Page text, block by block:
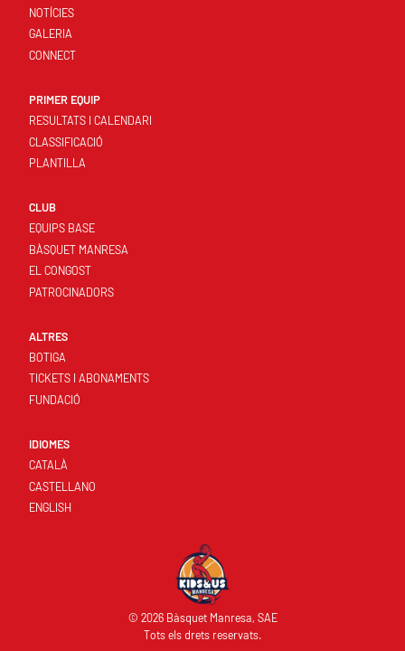
NOTÍCIES
GALERIA
CONNECT
PRIMER EQUIP
RESULTATS I CALENDARI
CLASSIFICACIÓ
PLANTILLA
CLUB
EQUIPS BASE
BÀSQUET MANRESA
EL CONGOST
PATROCINADORS
ALTRES
BOTIGA
TICKETS I ABONAMENTS
FUNDACIÓ
IDIOMES
CATALÀ
CASTELLANO
ENGLISH
© 2026 Bàsquet Manresa, SAE
Tots els drets reservats.